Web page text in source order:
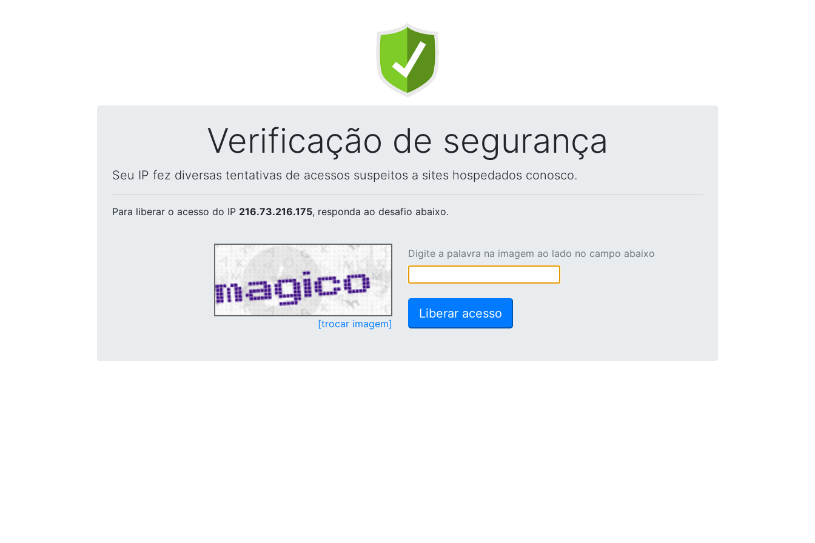
Verificação de segurança
Seu IP fez diversas tentativas de acessos suspeitos a sites hospedados conosco.
Para liberar o acesso do IP 216.73.216.175, responda ao desafio abaixo.
[trocar imagem]
Digite a palavra na imagem ao lado no campo abaixo